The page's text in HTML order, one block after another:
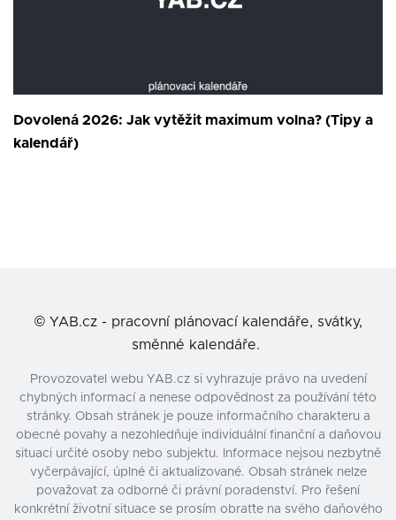
Dovolená 2026: Jak vytěžit maximum volna? (Tipy a
kalendář)
© YAB.cz - pracovní plánovací kalendáře, svátky,
směnné kalendáře.
Provozovatel webu YAB.cz si vyhrazuje právo na uvedení
chybných informací a nenese odpovědnost za používání této
stránky. Obsah stránek je pouze informačního charakteru a
obecné povahy a nezohledňuje individuální finanční a daňovou
situaci určité osoby nebo subjektu. Informace nejsou nezbytně
vyčerpávající, úplné či aktualizované. Obsah stránek nelze
považovat za odborné či právní poradenství. Pro řešení
konkrétní životní situace se prosím obraťte na svého daňového